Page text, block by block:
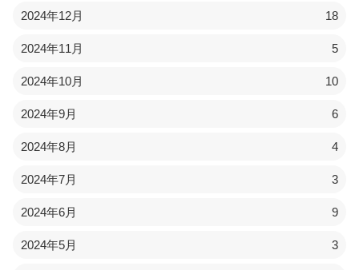
2024年12月 18
2024年11月 5
2024年10月 10
2024年9月 6
2024年8月 4
2024年7月 3
2024年6月 9
2024年5月 3